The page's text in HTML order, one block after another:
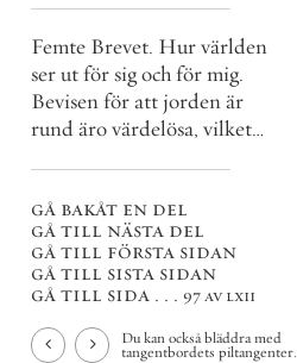
Femte Brevet. Hur världen
ser ut för sig och för mig.
Bevisen för att jorden är
rund äro värdelösa, vilket
Solen, Månen och stjärnorna
i villornas värld
gå bakåt en del
gå till nästa del
gå till första sidan
gå till sista sidan
gå till sida . . . 97 av lxii
Du kan också bläddra med
tangentbordets piltangenter.